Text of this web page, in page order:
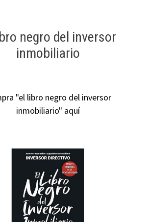
negro del inversor
inmobiliario
"el libro negro del inversor
inmobiliario" aquí